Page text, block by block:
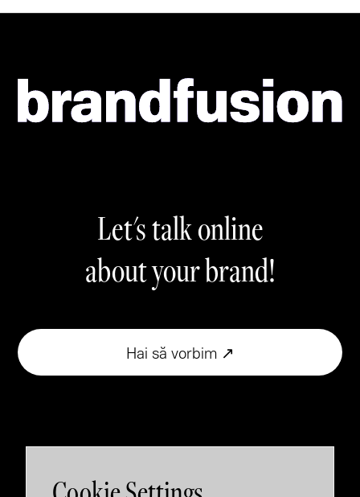
Let's talk online
about your brand!
Hai să vorbim ↗